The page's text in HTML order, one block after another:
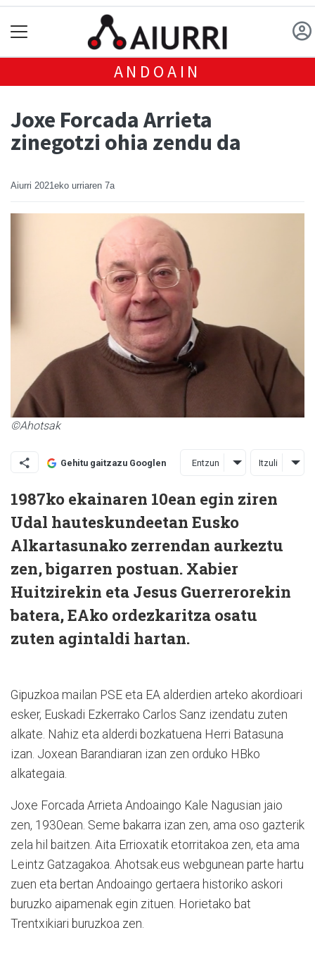
ANDOAIN
Joxe Forcada Arrieta
zinegotzi ohia zendu da
Aiurri 2021eko urriaren 7a
©Ahotsak
Gehitu gaitzazu Googlen Entzun Itzuli
1987ko ekainaren 10ean egin ziren
Udal hauteskundeetan Eusko
Alkartasunako zerrendan aurkeztu
zen, bigarren postuan. Xabier
Huitzirekin eta Jesus Guerrerorekin
batera, EAko ordezkaritza osatu
zuten agintaldi hartan.
Gipuzkoa mailan PSE eta EA alderdien arteko akordioari
esker, Euskadi Ezkerrako Carlos Sanz izendatu zuten
alkate. Nahiz eta alderdi bozkatuena Herri Batasuna
izan. Joxean Barandiaran izan zen orduko HBko
alkategaia.
Joxe Forcada Arrieta Andoaingo Kale Nagusian jaio
zen, 1930ean. Seme bakarra izan zen, ama oso gazterik
zela hil baitzen. Aita Errioxatik etorritakoa zen, eta ama
Leintz Gatzagakoa. Ahotsak.eus webgunean parte hartu
zuen eta bertan Andoaingo gertaera historiko askori
buruzko aipamenak egin zituen. Horietako bat
Trentxikiari buruzkoa zen.